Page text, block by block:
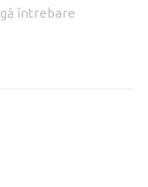
întrebare